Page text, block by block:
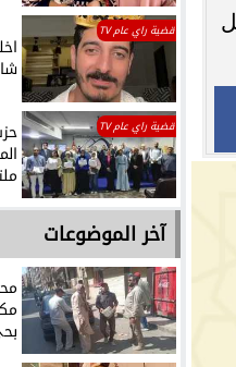
قضية راي عام TV
قضية راي عام TV
آخر الموضوعات